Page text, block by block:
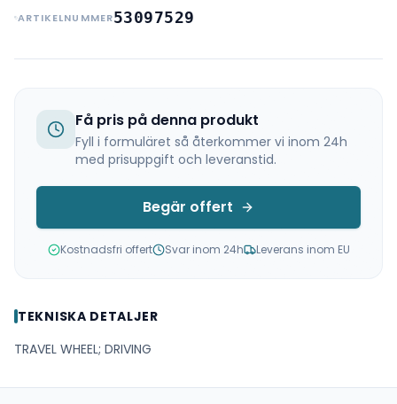
ARTIKELNUMMER53097529
Få pris på denna produkt
Fyll i formuläret så återkommer vi inom 24h
med prisuppgift och leveranstid.
Begär offert
Kostnadsfri offert Svar inom 24h Leverans inom EU
TEKNISKA DETALJER
TRAVEL WHEEL; DRIVING